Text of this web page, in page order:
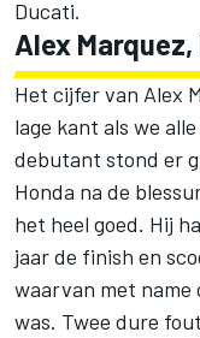
Ducati.
Alex Marquez,
Het cijfer van Alex
lage kant als we
debutant stond er
Honda na de
het heel goed. Hij
jaar de finish en
waarvan met name
was. Twee dure